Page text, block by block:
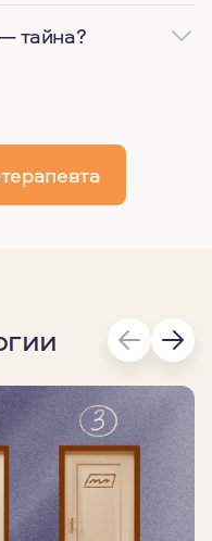
тайна?